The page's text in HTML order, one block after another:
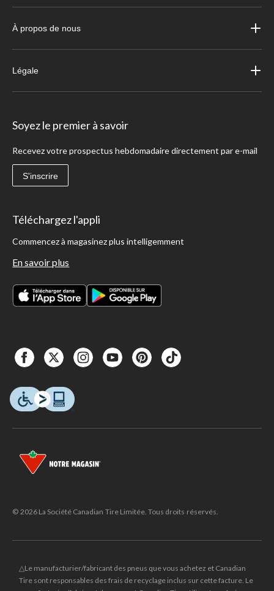
À propos de nous
Légale
Soyez le premier à savoir
Recevez votre prospectus hebdomadaire directement par e-mail
S'inscrire
Téléchargez l'appli
Commencez à magasinez plus intelligemment
En savoir plus
© 2026 La Société Canadian Tire Limitée. Tous droits réservés.
△Le manufacturier/fabricant des pneus que vous achetez et Canadian
Tire sont responsables des frais de recyclage inclus sur cette facture. Le